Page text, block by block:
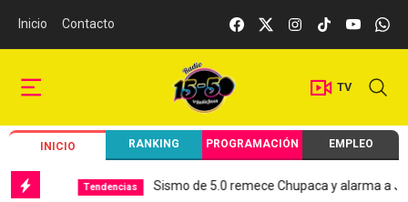
Inicio Contacto
TV
INICIO RANKING PROGRAMACIÓN EMPLEO
Tendencias Sismo de 5.0 remece Chupaca y alarma a Junín